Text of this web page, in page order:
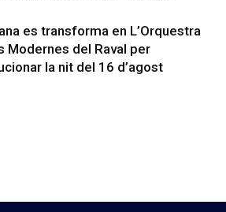
es transforma en L’Orquestra
Modernes del Raval per
la nit del 16 d’agost